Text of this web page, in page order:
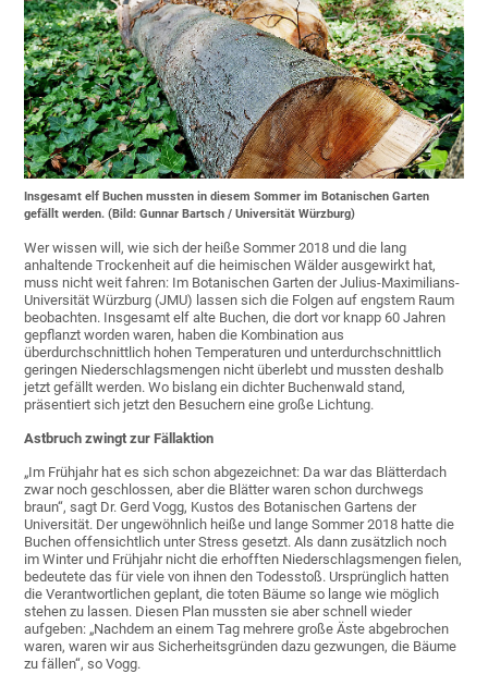
Insgesamt elf Buchen mussten in diesem Sommer im Botanischen Garten
gefällt werden. (Bild: Gunnar Bartsch / Universität Würzburg)
Wer wissen will, wie sich der heiße Sommer 2018 und die lang
anhaltende Trockenheit auf die heimischen Wälder ausgewirkt hat,
muss nicht weit fahren: Im Botanischen Garten der Julius-Maximilians-
Universität Würzburg (JMU) lassen sich die Folgen auf engstem Raum
beobachten. Insgesamt elf alte Buchen, die dort vor knapp 60 Jahren
gepflanzt worden waren, haben die Kombination aus
überdurchschnittlich hohen Temperaturen und unterdurchschnittlich
geringen Niederschlagsmengen nicht überlebt und mussten deshalb
jetzt gefällt werden. Wo bislang ein dichter Buchenwald stand,
präsentiert sich jetzt den Besuchern eine große Lichtung.
Astbruch zwingt zur Fällaktion
„Im Frühjahr hat es sich schon abgezeichnet: Da war das Blätterdach
zwar noch geschlossen, aber die Blätter waren schon durchwegs
braun“, sagt Dr. Gerd Vogg, Kustos des Botanischen Gartens der
Universität. Der ungewöhnlich heiße und lange Sommer 2018 hatte die
Buchen offensichtlich unter Stress gesetzt. Als dann zusätzlich noch
im Winter und Frühjahr nicht die erhofften Niederschlagsmengen fielen,
bedeutete das für viele von ihnen den Todesstoß. Ursprünglich hatten
die Verantwortlichen geplant, die toten Bäume so lange wie möglich
stehen zu lassen. Diesen Plan mussten sie aber schnell wieder
aufgeben: „Nachdem an einem Tag mehrere große Äste abgebrochen
waren, waren wir aus Sicherheitsgründen dazu gezwungen, die Bäume
zu fällen“, so Vogg.